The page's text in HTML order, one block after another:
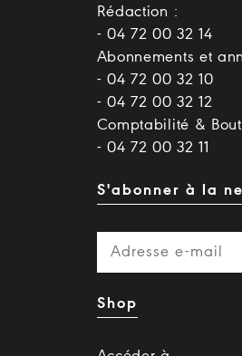
Rédaction :
- 04 72 00 32 14
Abonnements et
- 04 72 00 32 10
- 04 72 00 32 12
Comptabilité &
- 04 72 00 32 11
S'abonner à la
Shop